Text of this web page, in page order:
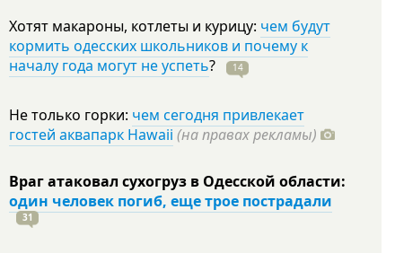
Хотят макароны, котлеты и курицу: чем будут
кормить одесских школьников и почему к
началу года могут не успеть? 14
Не только горки: чем сегодня привлекает
гостей аквапарк Hawaii (на правах рекламы)
Враг атаковал сухогруз в Одесской области:
один человек погиб, еще трое пострадали
31